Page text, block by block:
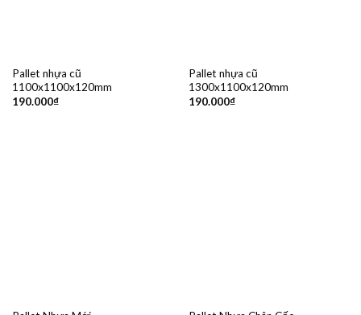
Pallet nhựa cũ
1100x1100x120mm
190.000₫
Pallet nhựa cũ
1300x1100x120mm
190.000₫